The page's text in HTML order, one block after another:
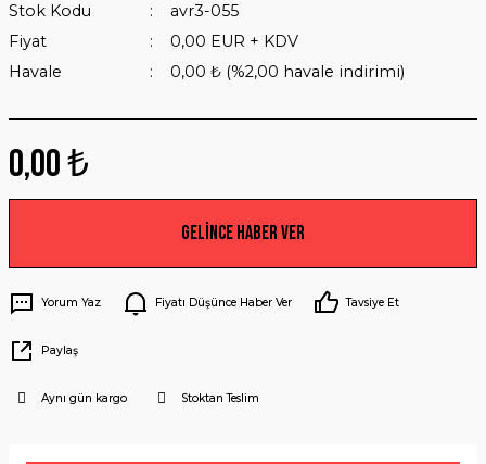
Stok Kodu
avr3-055
Fiyat
0,00 EUR + KDV
Havale
0,00 ₺ (%2,00 havale indirimi)
0,00 ₺
Gelince Haber Ver
Yorum Yaz Fiyatı Düşünce Haber Ver Tavsiye Et
Paylaş
Aynı gün kargo Stoktan Teslim